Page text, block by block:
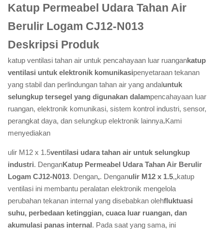
Katup Permeabel Udara Tahan Air
Berulir Logam CJ12-N013
Deskripsi Produk
katup ventilasi tahan air untuk pencahayaan luar ruangankatup
ventilasi untuk elektronik komunikasipenyetaraan tekanan
yang stabil dan perlindungan tahan air yang andaluntuk
selungkup tersegel yang digunakan dalampencahayaan luar
ruangan, elektronik komunikasi, sistem kontrol industri, sensor,
perangkat daya, dan selungkup elektronik lainnya.Kami
menyediakan
ulir M12 x 1.5ventilasi udara tahan air untuk selungkup
industri. DenganKatup Permeabel Udara Tahan Air Berulir
Logam CJ12-N013. Dengan,. Denganulir M12 x 1.5,,katup
ventilasi ini membantu peralatan elektronik mengelola
perubahan tekanan internal yang disebabkan olehfluktuasi
suhu, perbedaan ketinggian, cuaca luar ruangan, dan
akumulasi panas internal. Pada saat yang sama, ini